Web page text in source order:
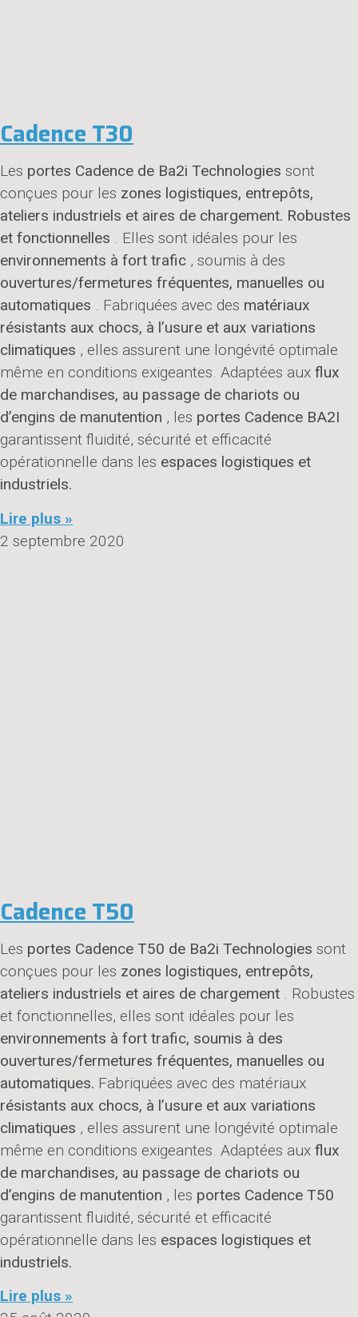
Cadence T30
Les portes Cadence de Ba2i Technologies sont
conçues pour les zones logistiques, entrepôts,
ateliers industriels et aires de chargement. Robustes
et fonctionnelles . Elles sont idéales pour les
environnements à fort trafic , soumis à des
ouvertures/fermetures fréquentes, manuelles ou
automatiques . Fabriquées avec des matériaux
résistants aux chocs, à l’usure et aux variations
climatiques , elles assurent une longévité optimale
même en conditions exigeantes. Adaptées aux flux
de marchandises, au passage de chariots ou
d’engins de manutention , les portes Cadence BA2I
garantissent fluidité, sécurité et efficacité
opérationnelle dans les espaces logistiques et
industriels.
Lire plus »
2 septembre 2020
Cadence T50
Les portes Cadence T50 de Ba2i Technologies sont
conçues pour les zones logistiques, entrepôts,
ateliers industriels et aires de chargement
. Robustes
et fonctionnelles, elles sont idéales pour les
environnements à fort trafic, soumis à des
ouvertures/fermetures fréquentes, manuelles ou
automatiques. Fabriquées avec des matériaux
résistants aux chocs, à l’usure et aux variations
climatiques , elles assurent une longévité optimale
même en conditions exigeantes. Adaptées aux flux
de marchandises, au passage de chariots ou
d’engins de manutention , les portes Cadence T50
garantissent fluidité, sécurité et efficacité
opérationnelle dans les espaces logistiques et
industriels.
Lire plus »